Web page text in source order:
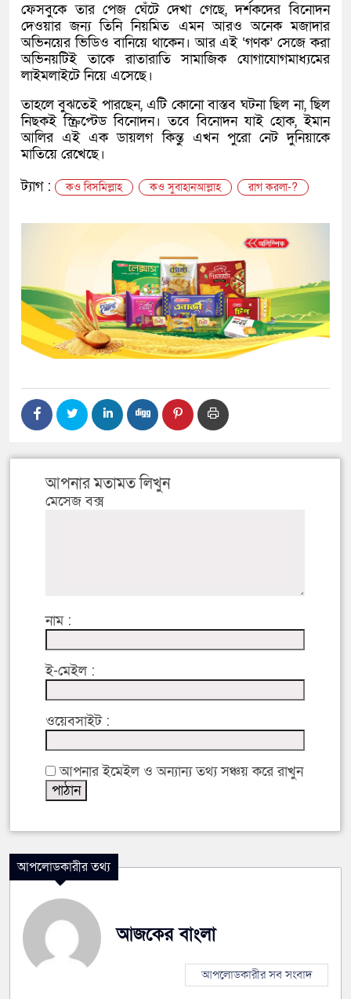
ফেসবুকে তার পেজ ঘেঁটে দেখা গেছে, দর্শকদের বিনোদন
দেওয়ার জন্য তিনি নিয়মিত এমন আরও অনেক মজাদার
অভিনয়ের ভিডিও বানিয়ে থাকেন। আর এই ‘গণক’ সেজে করা
অভিনয়টিই তাকে রাতারাতি সামাজিক যোগাযোগমাধ্যমের
লাইমলাইটে নিয়ে এসেছে।
তাহলে বুঝতেই পারছেন, এটি কোনো বাস্তব ঘটনা ছিল না, ছিল
নিছকই স্ক্রিপ্টেড বিনোদন। তবে বিনোদন যাই হোক, ইমান
আলির এই এক ডায়লগ কিন্তু এখন পুরো নেট দুনিয়াকে
মাতিয়ে রেখেছে।
ট্যাগ :
কও বিসমিল্লাহ কও সুবাহানআল্লাহ রাগ করলা-?
আপনার মতামত লিখুন
মেসেজ বক্স
নাম :
ই-মেইল :
ওয়েবসাইট :
আপনার ইমেইল ও অন্যান্য তথ্য সঞ্চয় করে রাখুন
আপলোডকারীর তথ্য
আজকের বাংলা
আপলোডকারীর সব সংবাদ